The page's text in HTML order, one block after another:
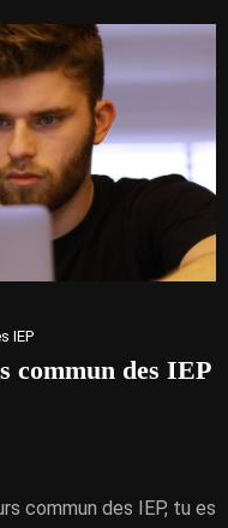
IEP
commun des IEP
commun des IEP, tu es